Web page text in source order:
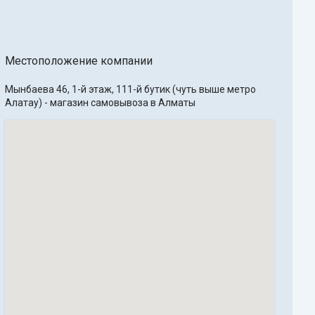
Местоположение компании
Мынбаева 46, 1-й этаж, 111-й бутик (чуть выше метро
Алатау) - магазин самовывоза в Алматы